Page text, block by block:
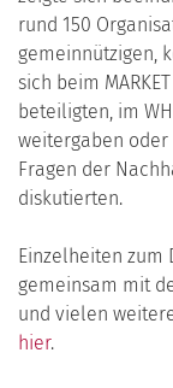
rund 150
gemeinnützigen,
sich beim
beteiligten, im
weitergaben oder
Fragen der
diskutierten.
Einzelheiten zum
gemeinsam mit
und vielen
hier.